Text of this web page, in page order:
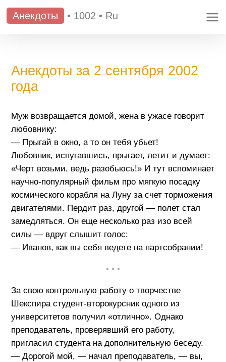
Анекдоты • 1002 • Ru
Анекдоты за 2 сентября 2002
года
Муж возвращается домой, жена в ужасе говорит
любовнику:
— Прыгай в окно, а то он тебя убьет!
Любовник, испугавшись, прыгает, летит и думает:
«Черт возьми, ведь разобьюсь!» И тут вспоминает
научно-популярный фильм про мягкую посадку
космического корабля на Луну за счет торможения
двигателями. Пердит раз, другой — полет стал
замедляться. Он еще несколько раз изо всей
силы — вдруг слышит голос:
— Иванов, как вы себя ведете на партсобрании!
• • •
За свою контрольную работу о творчестве
Шекспира студент-второкурсник одного из
университетов получил «отлично». Однако
преподаватель, проверявший его работу,
пригласил студента на дополнительную беседу.
— Дорогой мой, — начал преподаватель, — вы,